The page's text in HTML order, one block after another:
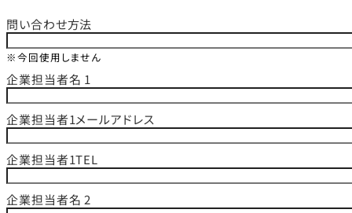
問い合わせ方法
※今回使用しません
企業担当者名 1
企業担当者1メールアドレス
企業担当者1TEL
企業担当者名 2